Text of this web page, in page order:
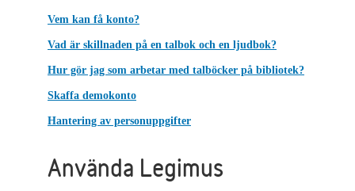
Vem kan få konto?
Vad är skillnaden på en talbok och en ljudbok?
Hur gör jag som arbetar med talböcker på bibliotek?
Skaffa demokonto
Hantering av personuppgifter
Använda Legimus